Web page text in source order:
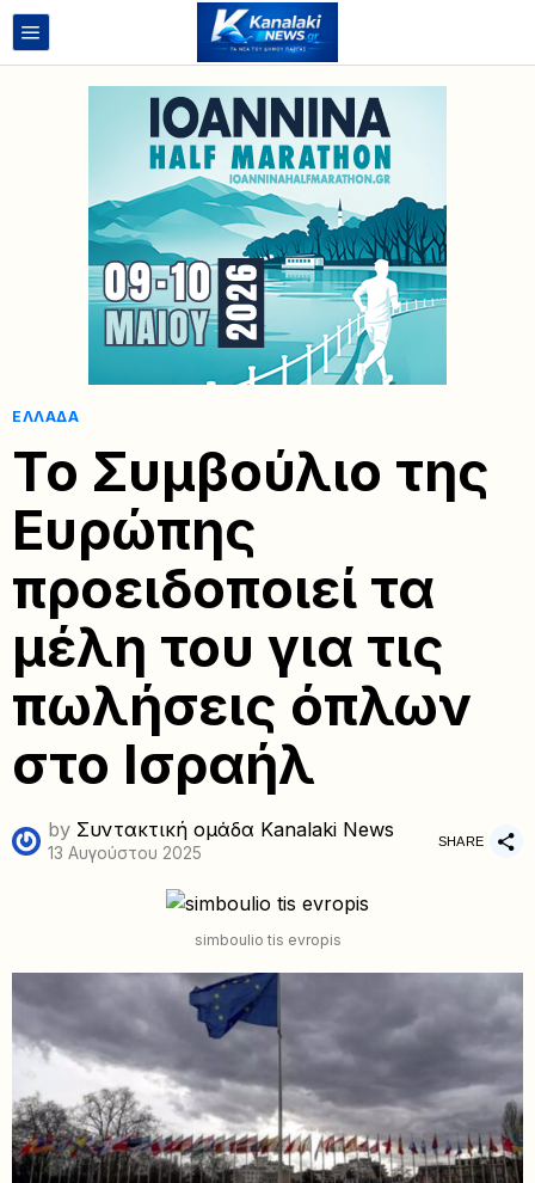
ΕΛΛΆΔΑ
Το Συμβούλιο της
Ευρώπης
προειδοποιεί τα
μέλη του για τις
πωλήσεις όπλων
στο Ισραήλ
by Συντακτική ομάδα Kanalaki News
13 Αυγούστου 2025
SHARE
simboulio tis evropis